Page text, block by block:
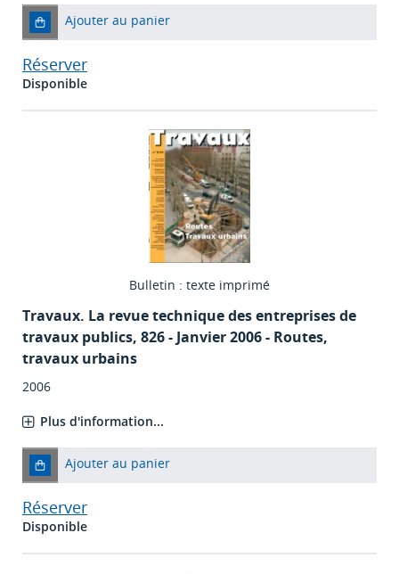
Ajouter au panier
Réserver
Disponible
Bulletin : texte imprimé
Travaux. La revue technique des entreprises de
travaux publics, 826 - Janvier 2006 - Routes,
travaux urbains
2006
Plus d'information...
Ajouter au panier
Réserver
Disponible